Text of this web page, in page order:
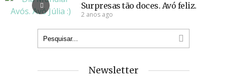
Surpresas tão doces. Avó feliz.
2 anos ago
Newsletter